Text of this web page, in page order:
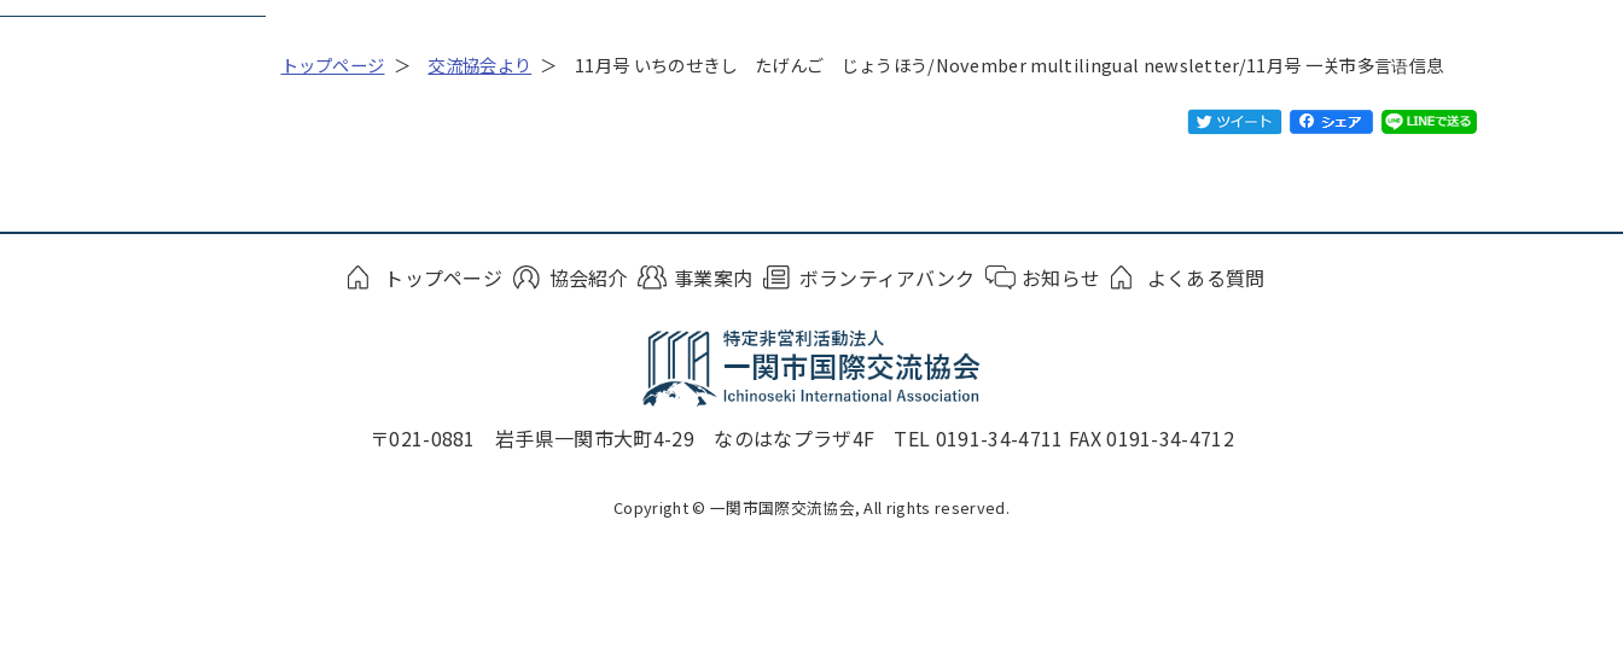
トップページ 交流協会より 11月号 いちのせきし たげんご じょうほう/November multilingual newsletter/11月号 一关市多言语信息
トップページ 協会紹介 事業案内 ボランティアバンク お知らせ よくある質問
〒021-0881 岩手県一関市大町4-29 なのはなプラザ4F TEL 0191-34-4711 FAX 0191-34-4712
Copyright © 一関市国際交流協会, All rights reserved.